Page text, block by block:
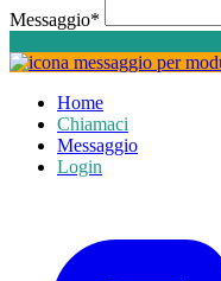
Messaggio*
Home
Chiamaci
Messaggio
Login